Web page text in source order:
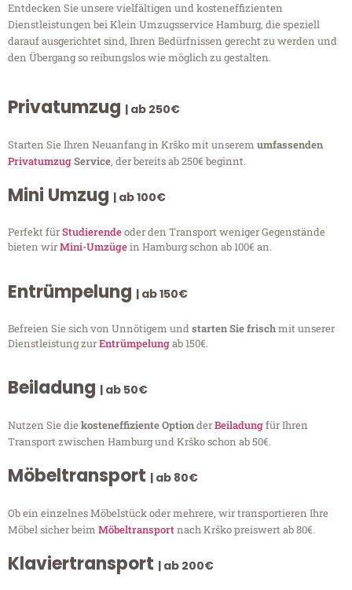
Entdecken Sie unsere vielfältigen und kosteneffizienten
Dienstleistungen bei Klein Umzugsservice Hamburg, die speziell
darauf ausgerichtet sind, Ihren Bedürfnissen gerecht zu werden und
den Übergang so reibungslos wie möglich zu gestalten.
Privatumzug | ab 250€
Starten Sie Ihren Neuanfang in Krško mit unserem umfassenden
PrivatumzugService, der bereits ab 250€ beginnt.
Mini Umzug | ab 100€
Perfekt fürStudierendeoder den Transport weniger Gegenstände
bieten wirMini-Umzügein Hamburg schon ab 100€ an.
Entrümpelung | ab 150€
Befreien Sie sich von Unnötigem undstarten Sie frischmit unserer
Dienstleistung zurEntrümpelungab 150€.
Beiladung | ab 50€
Nutzen Sie diekosteneffiziente OptionderBeiladungfür Ihren
Transport zwischen Hamburg und Krško schon ab 50€.
Möbeltransport | ab 80€
Ob ein einzelnes Möbelstück oder mehrere, wir transportieren Ihre
Möbel sicher beim Möbeltransportnach Krško preiswert ab 80€.
Klaviertransport | ab 200€